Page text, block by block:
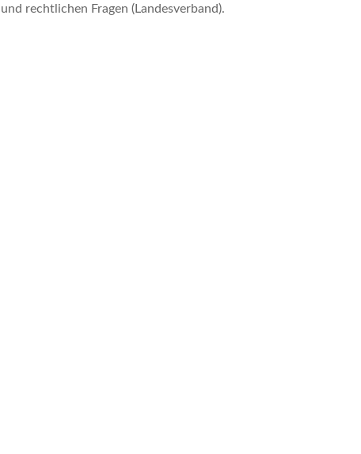
und rechtlichen Fragen (Landesverband).